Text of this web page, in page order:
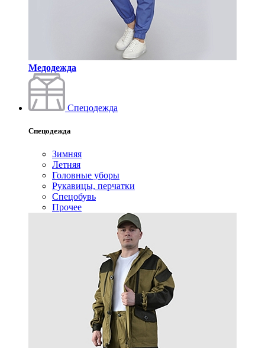
Медодежда
Спецодежда
Спецодежда
Зимняя
Летняя
Головные уборы
Рукавицы, перчатки
Спецобувь
Прочее